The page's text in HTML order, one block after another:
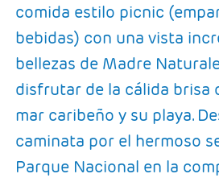
comida estilo picnic
bebidas) con una vista
bellezas de Madre
disfrutar de la cálida brisa
mar caribeño y su playa.
caminata por el hermoso
Parque Nacional en la